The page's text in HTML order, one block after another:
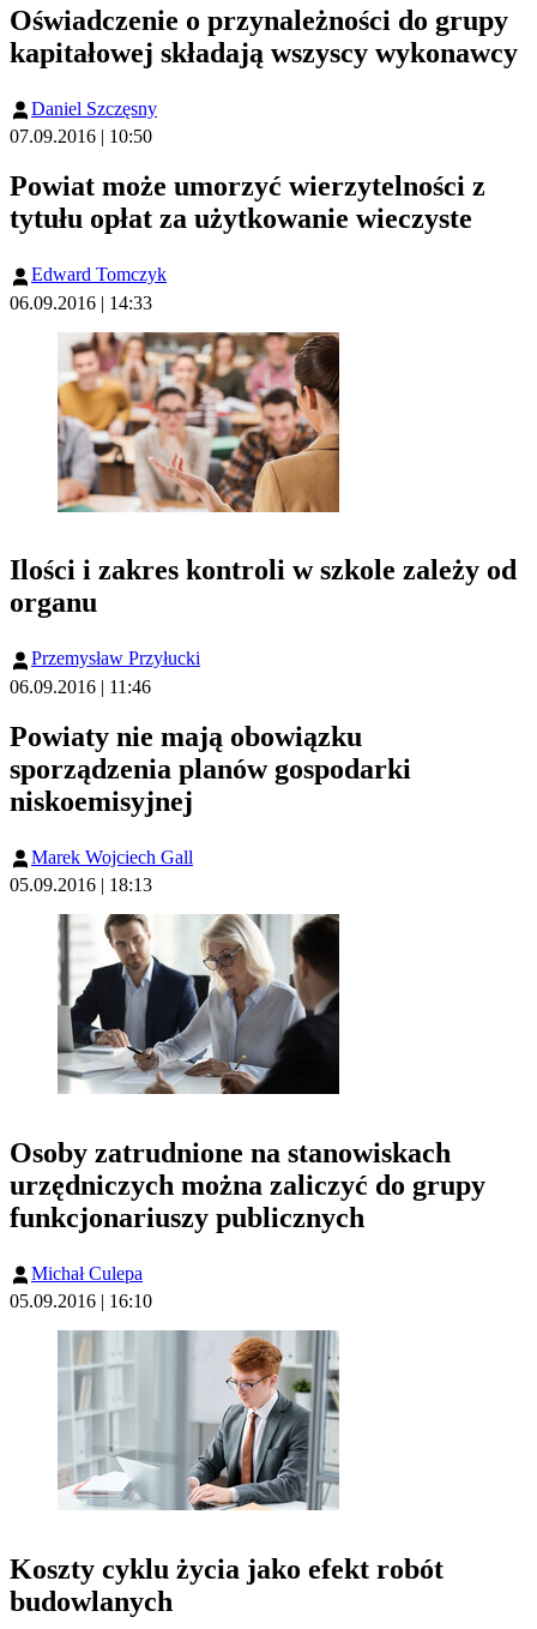
Oświadczenie o przynależności do grupy
kapitałowej składają wszyscy wykonawcy
Daniel Szczęsny
07.09.2016 | 10:50
Powiat może umorzyć wierzytelności z
tytułu opłat za użytkowanie wieczyste
Edward Tomczyk
06.09.2016 | 14:33
Ilości i zakres kontroli w szkole zależy od
organu
Przemysław Przyłucki
06.09.2016 | 11:46
Powiaty nie mają obowiązku
sporządzenia planów gospodarki
niskoemisyjnej
Marek Wojciech Gall
05.09.2016 | 18:13
Osoby zatrudnione na stanowiskach
urzędniczych można zaliczyć do grupy
funkcjonariuszy publicznych
Michał Culepa
05.09.2016 | 16:10
Koszty cyklu życia jako efekt robót
budowlanych